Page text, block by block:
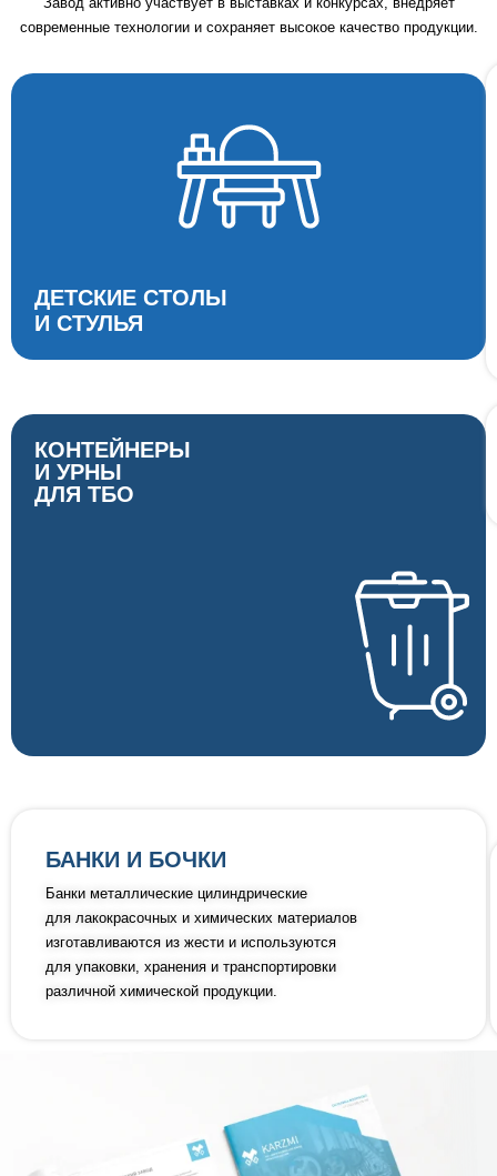
современные технологии и сохраняет высокое качество продукции.
ДЕТСКИЕ СТОЛЫ
И СТУЛЬЯ
КОНТЕЙНЕРЫ
И УРНЫ
ДЛЯ ТБО
БАНКИ И БОЧКИ
Банки металлические цилиндрические
для лакокрасочных и химических материалов
изготавливаются из жести и используются
для упаковки, хранения и транспортировки
различной химической продукции.